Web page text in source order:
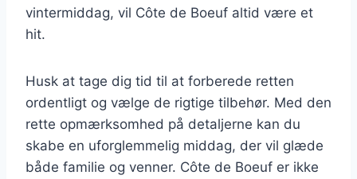
vintermiddag, vil Côte de Boeuf altid være et
hit.
Husk at tage dig tid til at forberede retten
ordentligt og vælge de rigtige tilbehør. Med den
rette opmærksomhed på detaljerne kan du
skabe en uforglemmelig middag, der vil glæde
både familie og venner. Côte de Boeuf er ikke